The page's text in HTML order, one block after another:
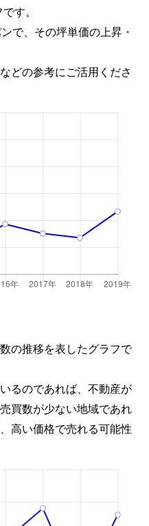
す。
で、その坪単価の上昇・
どの参考にご活用くださ
の推移を表したグラフで
るのであれば、不動産が
買数が少ない地域であれ
高い価格で売れる可能性